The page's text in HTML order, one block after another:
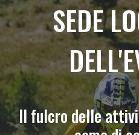
SEDE
ll fulcro delle